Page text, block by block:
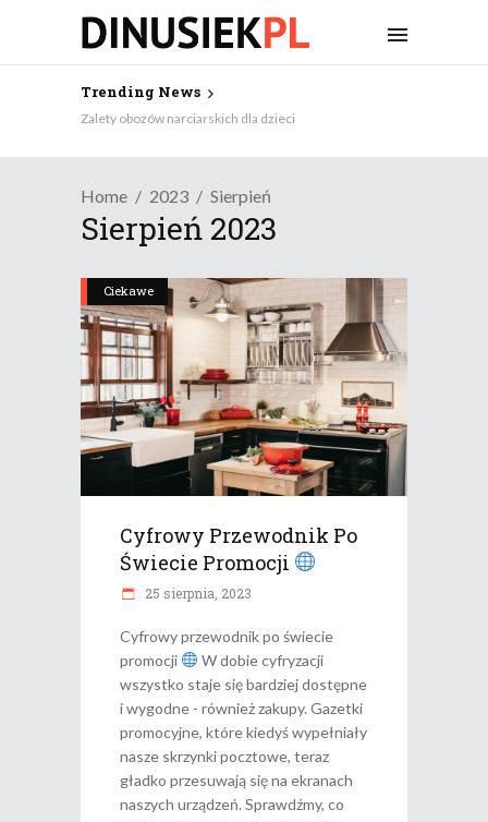
Trending News
Zalety obozów narciarskich dla dzieci
Home 2023 Sierpień
Sierpień 2023
Ciekawe
Cyfrowy Przewodnik Po
Świecie Promocji
25 sierpnia, 2023
Cyfrowy przewodnik po świecie
promocji
W dobie cyfryzacji
wszystko staje się bardziej dostępne
i wygodne - również zakupy. Gazetki
promocyjne, które kiedyś wypełniały
nasze skrzynki pocztowe, teraz
gładko przesuwają się na ekranach
naszych urządzeń. Sprawdźmy, co